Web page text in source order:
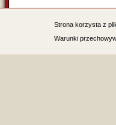
Strona korzysta z
Warunki